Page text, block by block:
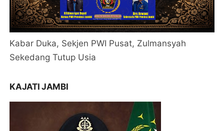
Kabar Duka, Sekjen PWI Pusat, Zulmansyah
Sekedang Tutup Usia
KAJATI JAMBI